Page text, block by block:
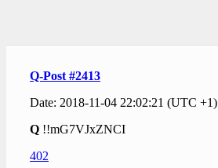
Q-Post #2413
Date: 2018-11-04 22:02:21 (UTC +1)
Q !!mG7VJxZNCI
402